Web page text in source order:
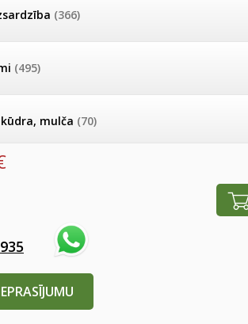
(366)
(495)
mulča (70)
(505)
katalogs
ierobežot
dārzā un
noteikšana
uz
frēze + mulčieris +
AKCIJAS komplekts -
AKCIJAS komplekts -
daļas
tehnika, rezerves daļas, serviss